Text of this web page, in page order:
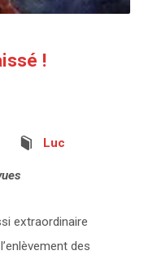
!
Luc
extraordinaire
des